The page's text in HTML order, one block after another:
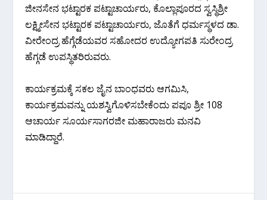
ಜೀನಸೇನ ಭಟ್ಟಾರಕ ಪಟ್ಟಾಚಾರ್ಯರು, ಕೊಲ್ಲಾಪೂರದ ಸ್ವಸ್ಥಿಶ್ರೀ
ಲಕ್ಷ್ಮೀಸೇನ ಭಟ್ಟಾರಕ ಪಟ್ಟಾಚಾರ್ಯರು, ಜೊತೆಗೆ ಧರ್ಮಸ್ಥಳದ ಡಾ.
ವೀರೇಂದ್ರ ಹೆಗ್ಗೆಡೆಯವರ ಸಹೋದರ ಉದ್ಯೋಗಪತಿ ಸುರೇಂದ್ರ
ಹೆಗ್ಗಡೆ ಉಪಸ್ಥಿತರಿರುವರು.
ಕಾರ್ಯಕ್ರಮಕ್ಕೆ ಸಕಲ ಜೈನ ಬಾಂಧವರು ಆಗಮಿಸಿ,
ಕಾರ್ಯಕ್ರಮವನ್ನು ಯಶಸ್ವಿಗೊಳಿಸಬೇಕೆಂದು ಪಪೂ ಶ್ರೀ 108
ಆಚಾರ್ಯ ಸೂರ್ಯಸಾಗರಜೀ ಮಹಾರಾಜರು ಮನವಿ
ಮಾಡಿದ್ದಾರೆ.